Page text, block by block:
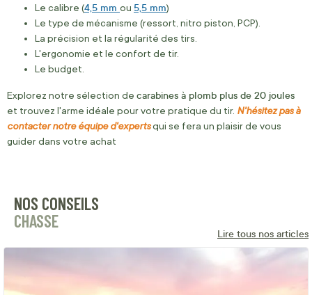
Le calibre (4,5 mm ou 5,5 mm)
Le type de mécanisme (ressort, nitro piston, PCP).
La précision et la régularité des tirs.
L'ergonomie et le confort de tir.
Le budget.
Explorez notre sélection de carabines à plomb plus de 20 joules
et trouvez l'arme idéale pour votre pratique du tir. N'hésitez pas à
contacter notre équipe d'expertsqui se fera un plaisir de vous
guider dans votre achat
NOS CONSEILS
CHASSE
Lire tous nos articles